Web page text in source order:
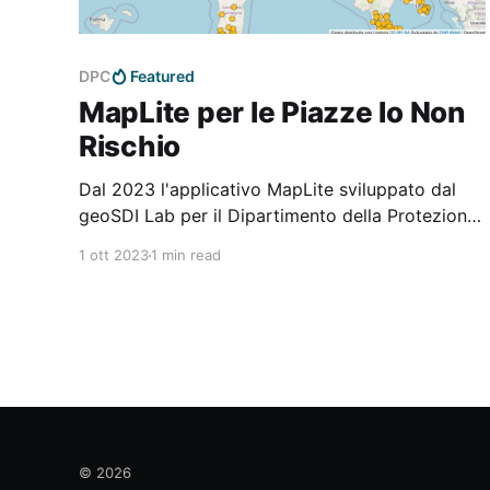
DPC Featured
MapLite per le Piazze Io Non
Rischio
Dal 2023 l'applicativo MapLite sviluppato dal
geoSDI Lab per il Dipartimento della Protezione
1 ott 20231 min read
© 2026